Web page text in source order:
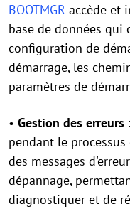
BOOTMGR accède et
base de données qui
configuration de
démarrage, les
paramètres de
• Gestion des erreurs
pendant le processus
des messages
dépannage,
diagnostiquer et de